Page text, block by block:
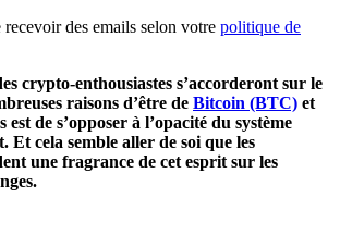
des emails selon votre politique de
crypto-enthousiastes s’accorderont sur le
raisons d’être de Bitcoin (BTC) et
de s’opposer à l’opacité du système
Et cela semble aller de soi que les
une fragrance de cet esprit sur les